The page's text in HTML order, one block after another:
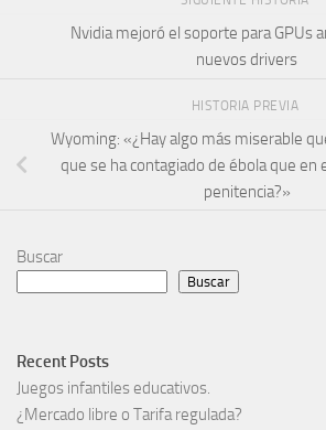
Nvidia mejoró el soporte para GPUs
nuevos drivers
HISTORIA PREVIA
Wyoming: «¿Hay algo más miserable
que se ha contagiado de ébola que en
penitencia?»
Buscar
Buscar
Recent Posts
Juegos infantiles educativos.
¿Mercado libre o Tarifa regulada?